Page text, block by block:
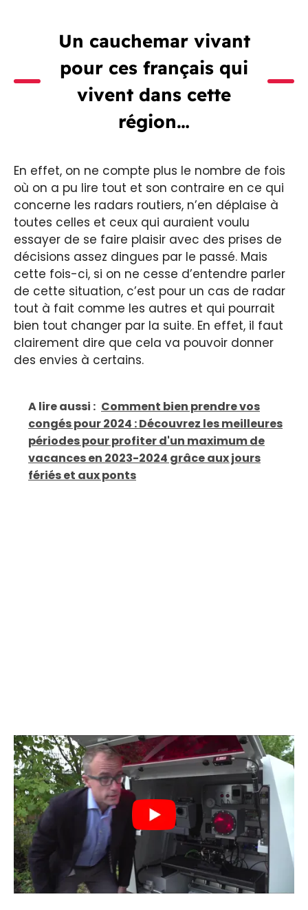
Un cauchemar vivant
pour ces français qui
vivent dans cette
région…
En effet, on ne compte plus le nombre de fois
où on a pu lire tout et son contraire en ce qui
concerne les radars routiers, n’en déplaise à
toutes celles et ceux qui auraient voulu
essayer de se faire plaisir avec des prises de
décisions assez dingues par le passé. Mais
cette fois-ci, si on ne cesse d’entendre parler
de cette situation, c’est pour un cas de radar
tout à fait comme les autres et qui pourrait
bien tout changer par la suite. En effet, il faut
clairement dire que cela va pouvoir donner
des envies à certains.
A lire aussi : Comment bien prendre vos
congés pour 2024 : Découvrez les meilleures
périodes pour profiter d'un maximum de
vacances en 2023-2024 grâce aux jours
fériés et aux ponts